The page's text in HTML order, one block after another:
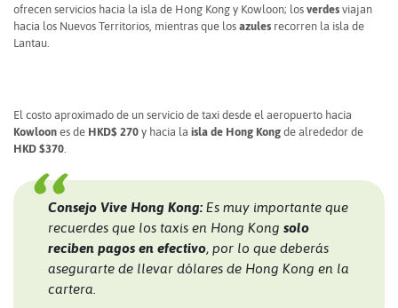
ofrecen servicios hacia la isla de Hong Kong y Kowloon; los verdes viajan
hacia los Nuevos Territorios, mientras que los azules recorren la isla de
Lantau.
El costo aproximado de un servicio de taxi desde el aeropuerto hacia
Kowloon es de HKD$ 270 y hacia la isla de Hong Kong de alrededor de
HKD $370
Consejo Vive Hong Kong: Es muy importante que
recuerdes que los taxis en Hong Kong solo
reciben pagos en efectivo, por lo que deberás
asegurarte de llevar dólares de Hong Kong en la
cartera.